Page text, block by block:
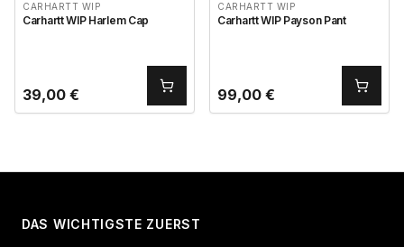
CARHARTT WIP
Carhartt WIP Harlem Cap
39,00 €
CARHARTT WIP
Carhartt WIP Payson Pant
99,00 €
DAS WICHTIGSTE ZUERST